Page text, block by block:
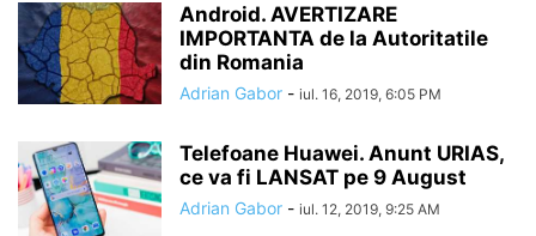
Android. AVERTIZARE
IMPORTANTA de la Autoritatile
din Romania
Adrian Gabor - iul. 16, 2019, 6:05 PM
Telefoane Huawei. Anunt URIAS,
ce va fi LANSAT pe 9 August
Adrian Gabor - iul. 12, 2019, 9:25 AM